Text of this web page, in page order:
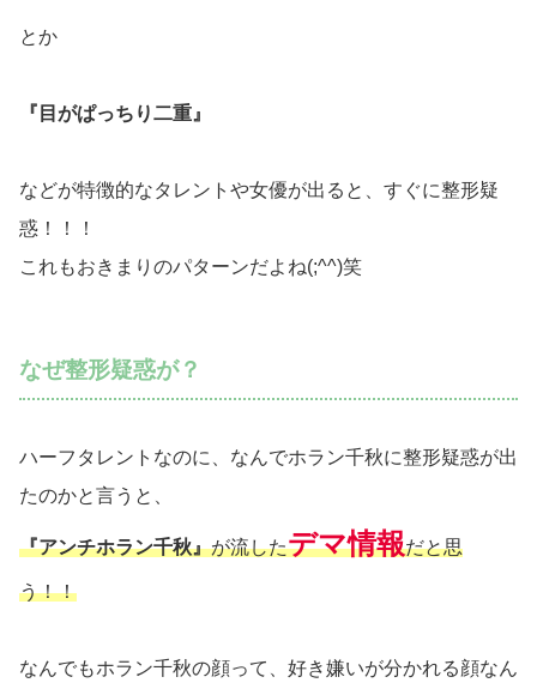
とか
『目がぱっちり二重』
などが特徴的なタレントや女優が出ると、すぐに整形疑
惑！！！
これもおきまりのパターンだよね(;^^)笑
なぜ整形疑惑が？
ハーフタレントなのに、なんでホラン千秋に整形疑惑が出
たのかと言うと、
『アンチホラン千秋』が流したデマ情報だと思
う！！
なんでもホラン千秋の顔って、好き嫌いが分かれる顔なん